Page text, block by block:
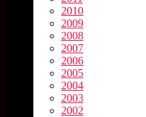
2010
2009
2008
2007
2006
2005
2004
2003
2002